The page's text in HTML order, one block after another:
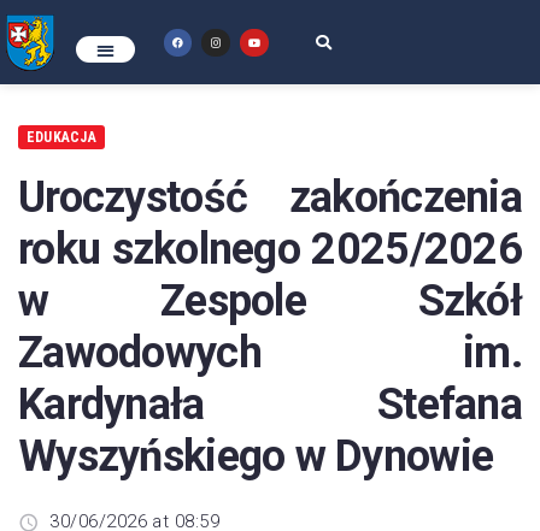
EDUKACJA
Uroczystość zakończenia
roku szkolnego 2025/2026
w Zespole Szkół
Zawodowych im.
Kardynała Stefana
Wyszyńskiego w Dynowie
30/06/2026 at 08:59